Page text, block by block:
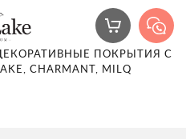
ПОКРЫТИЯ С
CHARMANT, MILQ